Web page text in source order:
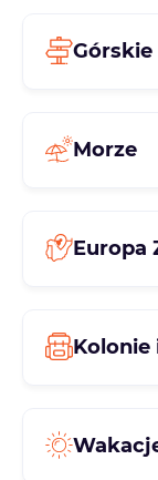
Górskie
Morze
Europa
Kolonie